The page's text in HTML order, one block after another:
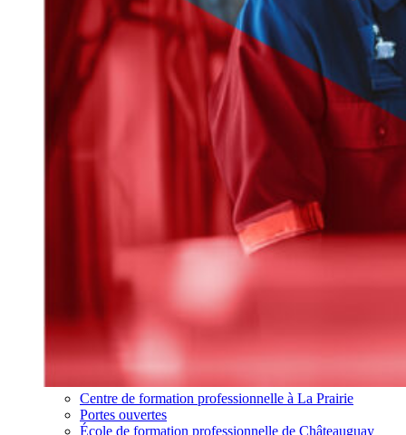
Centre de formation professionnelle à La Prairie
Portes ouvertes
École de formation professionnelle de Châteauguay